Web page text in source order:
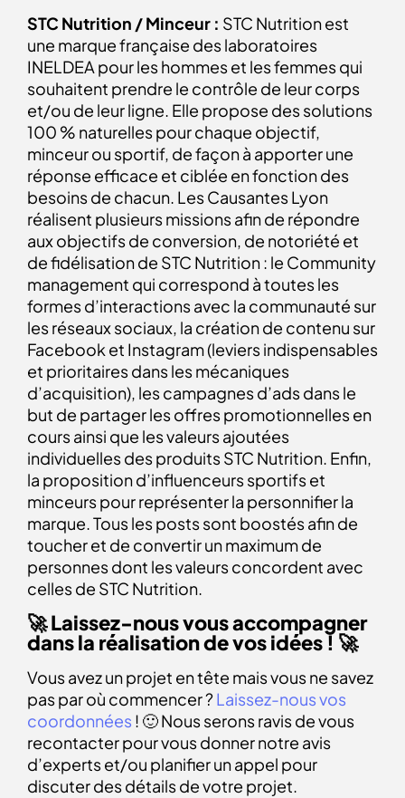
STC Nutrition / Minceur : STC Nutrition est
une marque française des laboratoires
INELDEA pour les hommes et les femmes qui
souhaitent prendre le contrôle de leur corps
et/ou de leur ligne. Elle propose des solutions
100 % naturelles pour chaque objectif,
minceur ou sportif, de façon à apporter une
réponse efficace et ciblée en fonction des
besoins de chacun. Les Causantes Lyon
réalisent plusieurs missions afin de répondre
aux objectifs de conversion, de notoriété et
de fidélisation de STC Nutrition : le Community
management qui correspond à toutes les
formes d’interactions avec la communauté sur
les réseaux sociaux, la création de contenu sur
Facebook et Instagram (leviers indispensables
et prioritaires dans les mécaniques
d’acquisition), les campagnes d’ads dans le
but de partager les offres promotionnelles en
cours ainsi que les valeurs ajoutées
individuelles des produits STC Nutrition. Enfin,
la proposition d’influenceurs sportifs et
minceurs pour représenter la personnifier la
marque. Tous les posts sont boostés afin de
toucher et de convertir un maximum de
personnes dont les valeurs concordent avec
celles de STC Nutrition.
🚀Laissez-nous vous accompagner
dans la réalisation de vos idées ! 🚀
Vous avez un projet en tête mais vous ne savez
pas par où commencer ?Laissez-nous vos
coordonnées ! 🙂 Nous serons ravis de vous
recontacter pour vous donner notre avis
d’experts et/ou planifier un appel pour
discuter des détails de votre projet.